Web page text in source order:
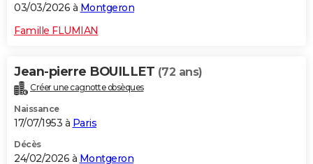
03/03/2026 à Montgeron
Famille FLUMIAN
Jean-pierre BOUILLET (72 ans)
Créer une cagnotte obsèques
Naissance
17/07/1953 à Paris
Décès
24/02/2026 à Montgeron